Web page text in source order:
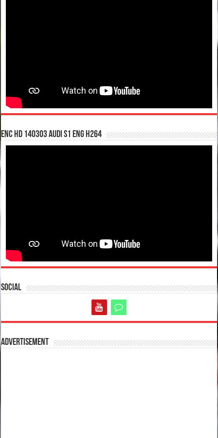
enc hd 140303 Audi S1 ENG H264
Social
Advertisement